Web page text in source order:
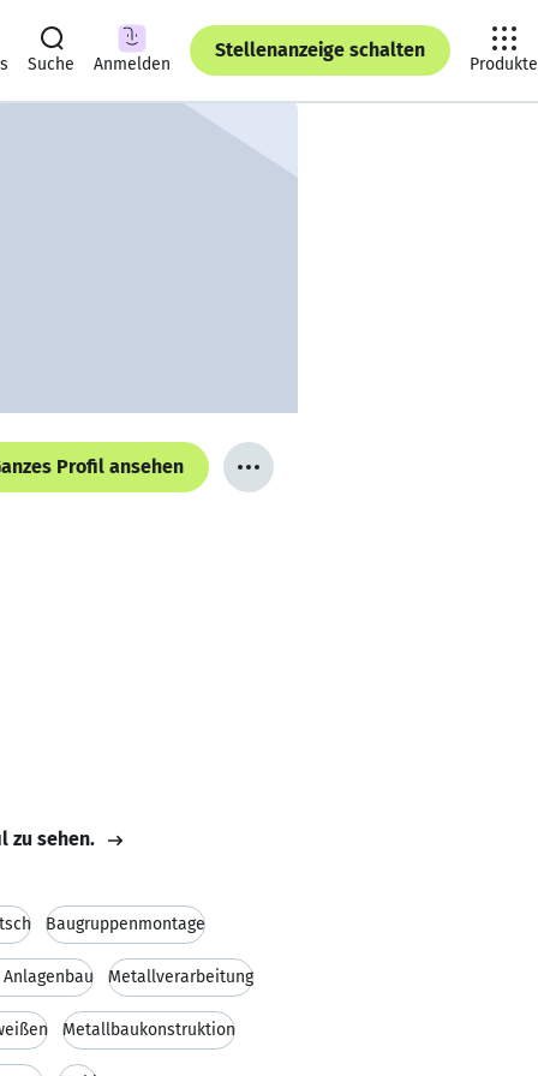
Suche Anmelden
Stellenanzeige schalten
Produkte
Profil ansehen
zu sehen.
Baugruppenmontage
Metallverarbeitung
Metallbaukonstruktion